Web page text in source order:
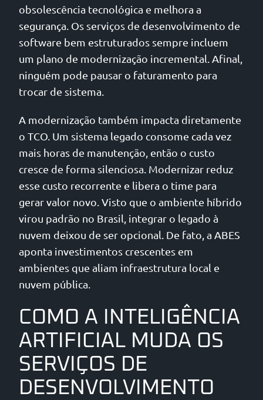
obsolescência tecnológica e melhora a
segurança. Os serviços de desenvolvimento de
software bem estruturados sempre incluem
um plano de modernização incremental. Afinal,
ninguém pode pausar o faturamento para
trocar de sistema.
A modernização também impacta diretamente
o TCO. Um sistema legado consome cada vez
mais horas de manutenção, então o custo
cresce de forma silenciosa. Modernizar reduz
esse custo recorrente e libera o time para
gerar valor novo. Visto que o ambiente híbrido
virou padrão no Brasil, integrar o legado à
nuvem deixou de ser opcional. De fato, a ABES
aponta investimentos crescentes em
ambientes que aliam infraestrutura local e
nuvem pública.
COMO A INTELIGÊNCIA
ARTIFICIAL MUDA OS
SERVIÇOS DE
DESENVOLVIMENTO